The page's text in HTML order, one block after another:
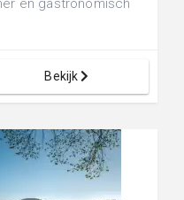
en gastronomisch
Bekijk